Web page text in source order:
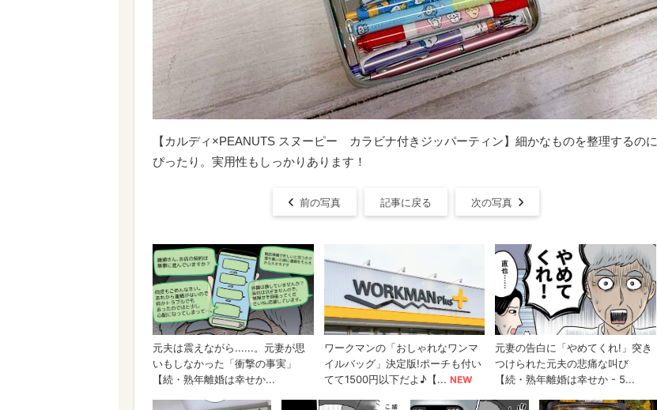
【カルディ×PEANUTS スヌーピー カラビナ付きジッパーティン】細かなものを整理するのに
ぴったり。実用性もしっかりあります！
前の写真 記事に戻る 次の写真